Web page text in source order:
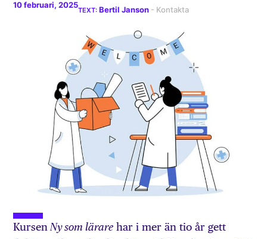
10 februari, 2025
Bertil Janson
KursenNy som lärare har i mer än tio år gett